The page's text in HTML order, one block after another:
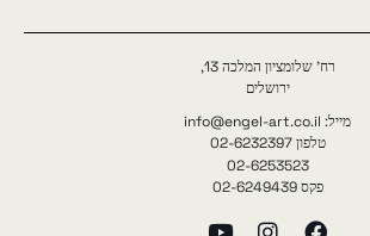
רח' שלומציון המלכה 13,
ירושלים
מייל: info@engel-art.co.il
טלפון 02-6232397
02-6253523
פקס 02-6249439